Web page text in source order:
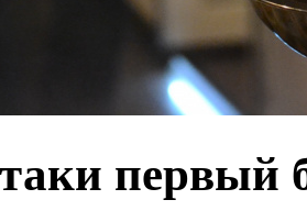
первый